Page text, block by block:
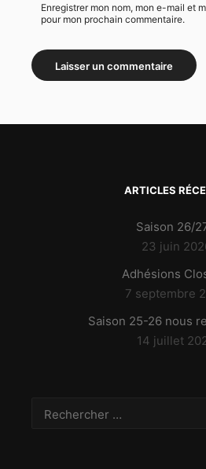
Enregistrer mon nom, mon e-mail et
pour mon prochain commentaire.
ARTICLES
Saison 26/
23 juin
Adhésions
7 septembre
Saison 25-26 nous
14 juillet